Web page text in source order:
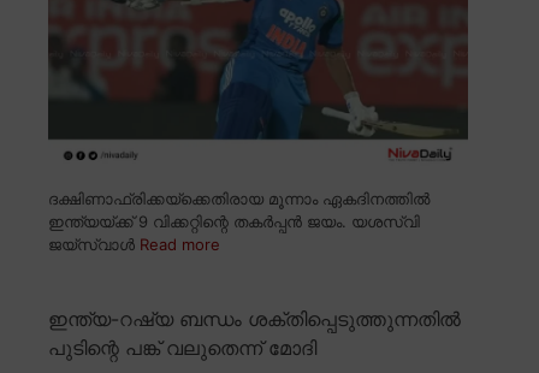
ദക്ഷിണാഫ്രിക്കയ്ക്കെതിരായ മൂന്നാം ഏകദിനത്തിൽ
ഇന്ത്യയ്ക്ക് 9 വിക്കറ്റിന്റെ തകർപ്പൻ ജയം. യശസ്വി
ജയ്സ്വാൾ Read more
ഇന്ത്യ-റഷ്യ ബന്ധം ശക്തിപ്പെടുത്തുന്നതിൽ
പുടിന്റെ പങ്ക് വലുതെന്ന് മോദി